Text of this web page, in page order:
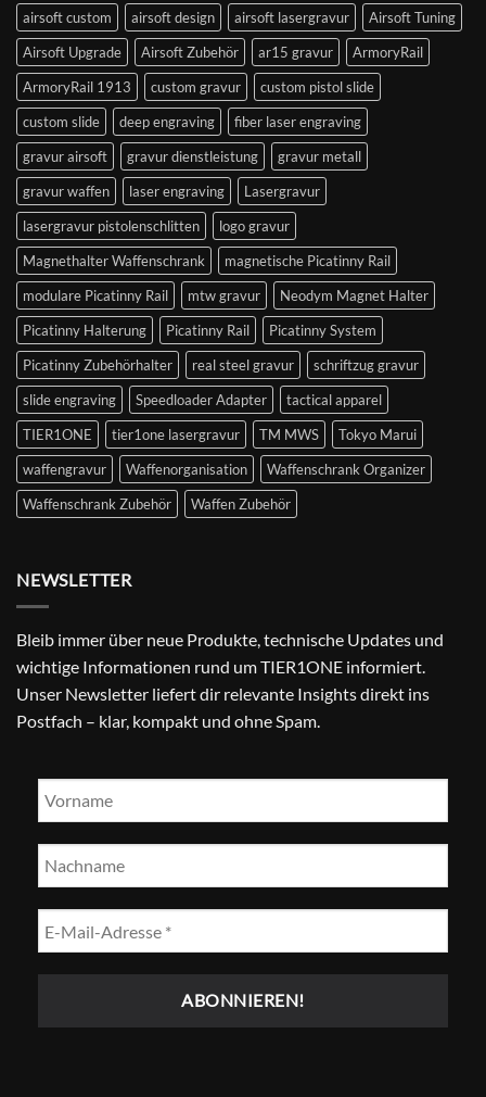
airsoft custom airsoft design airsoft lasergravur
Airsoft Tuning
Airsoft Upgrade
Airsoft Zubehör ar15 gravur
ArmoryRail
ArmoryRail 1913
custom gravur
custom pistol slide
custom slide
deep engraving
fiber laser engraving
gravur airsoft
gravur dienstleistung
gravur metall
gravur waffen
laser engraving
Lasergravur
lasergravur pistolenschlitten
logo gravur
Magnethalter Waffenschrank
magnetische Picatinny Rail
modulare Picatinny Rail
mtw gravur
Neodym Magnet Halter
Picatinny Halterung
Picatinny Rail
Picatinny System
Picatinny Zubehörhalter
real steel gravur
schriftzug gravur
slide engraving
Speedloader Adapter
tactical apparel
TIER1ONE
tier1one lasergravur TM MWS
Tokyo Marui
waffengravur
Waffenorganisation
Waffenschrank Organizer
Waffenschrank Zubehör
Waffen Zubehör
NEWSLETTER
Bleib immer über neue Produkte, technische Updates und
wichtige Informationen rund um TIER1ONE informiert.
Unser Newsletter liefert dir relevante Insights direkt ins
Postfach – klar, kompakt und ohne Spam.